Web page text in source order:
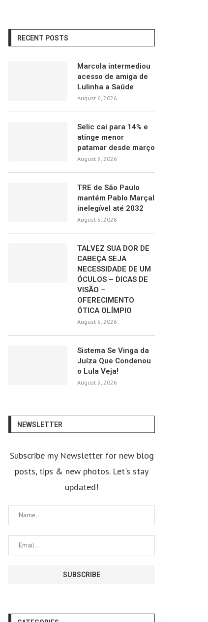
RECENT POSTS
Marcola intermediou
acesso de amiga de
Lulinha a Saúde
August 6, 2026
Selic cai para 14% e
atinge menor
patamar desde março
August 5, 2026
TRE de São Paulo
mantém Pablo Marçal
inelegível até 2032
August 5, 2026
TALVEZ SUA DOR DE
CABEÇA SEJA
NECESSIDADE DE UM
ÓCULOS – DICAS DE
VISÃO –
OFERECIMENTO
ÓTICA OLÍMPIO
August 5, 2026
Sistema Se Vinga da
Juíza Que Condenou
o Lula Veja!
August 5, 2026
NEWSLETTER
Subscribe my Newsletter for new blog
posts, tips & new photos. Let's stay
updated!